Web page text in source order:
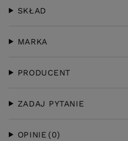
SKŁAD
MARKA
PRODUCENT
ZADAJ PYTANIE
OPINIE (0)